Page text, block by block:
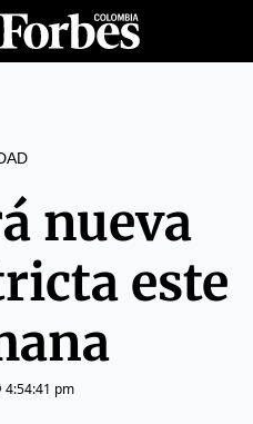
nueva
este
4:54:41 pm